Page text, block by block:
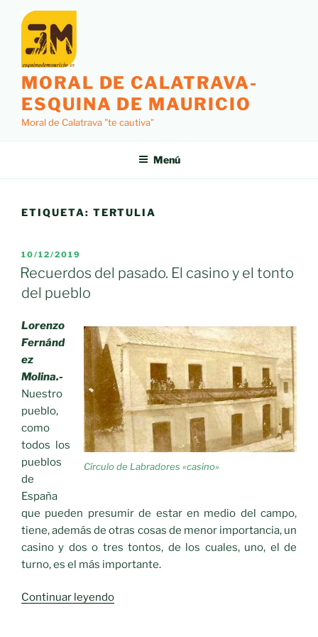
contenido
MORAL DE CALATRAVA-
ESQUINA DE MAURICIO
Moral de Calatrava "te cautiva"
Menú
ETIQUETA: TERTULIA
PUBLICADO
EL
10/12/2019
Recuerdos del pasado. El casino y el tonto
del pueblo
Círculo de Labradores «casino»
Lorenzo
Fernánd
ez
Molina.-
Nuestro
pueblo,
como
todos los
pueblos
de
España
que pueden presumir de estar en medio del campo,
tiene, además de otras cosas de menor importancia, un
casino y dos o tres tontos, de los cuales, uno, el de
turno, es el más importante.
Continuar leyendo«Recuerdos